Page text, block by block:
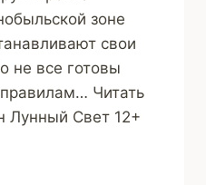
зоне
свои
не все готовы
Читать
Лунный Свет 12+